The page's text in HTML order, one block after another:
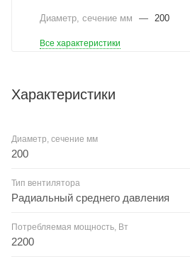
Диаметр, сечение мм — 200
Все характеристики
Характеристики
Диаметр, сечение мм
200
Тип вентилятора
Радиальный среднего давления
Потребляемая мощность, Вт
2200